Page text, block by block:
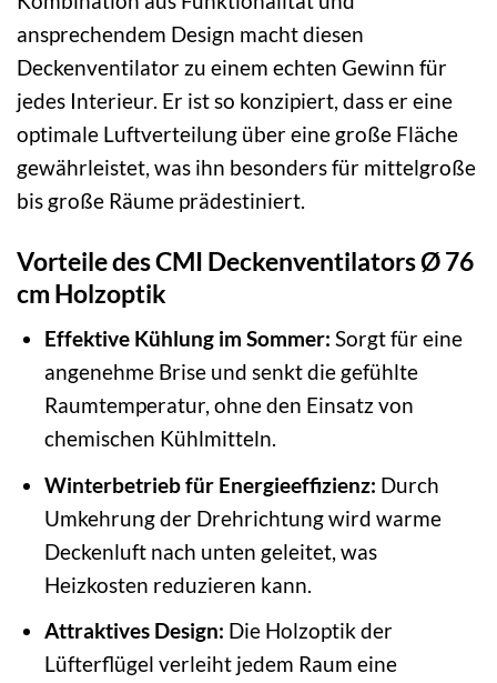
ansprechendem Design macht diesen
Deckenventilator zu einem echten Gewinn für
jedes Interieur. Er ist so konzipiert, dass er eine
optimale Luftverteilung über eine große Fläche
gewährleistet, was ihn besonders für mittelgroße
bis große Räume prädestiniert.
Vorteile des CMI Deckenventilators Ø 76
cm Holzoptik
Effektive Kühlung im Sommer: Sorgt für eine
angenehme Brise und senkt die gefühlte
Raumtemperatur, ohne den Einsatz von
chemischen Kühlmitteln.
Winterbetrieb für Energieeffizienz: Durch
Umkehrung der Drehrichtung wird warme
Deckenluft nach unten geleitet, was
Heizkosten reduzieren kann.
Attraktives Design: Die Holzoptik der
Lüfterflügel verleiht jedem Raum eine